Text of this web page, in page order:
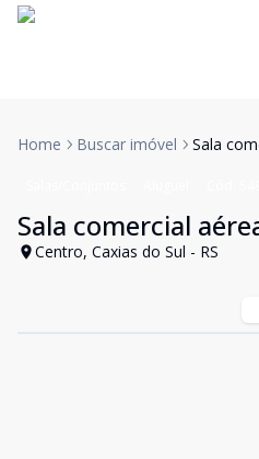
Home Buscar imóvel Sala
Sala comercial
Centro, Caxias do Sul - RS